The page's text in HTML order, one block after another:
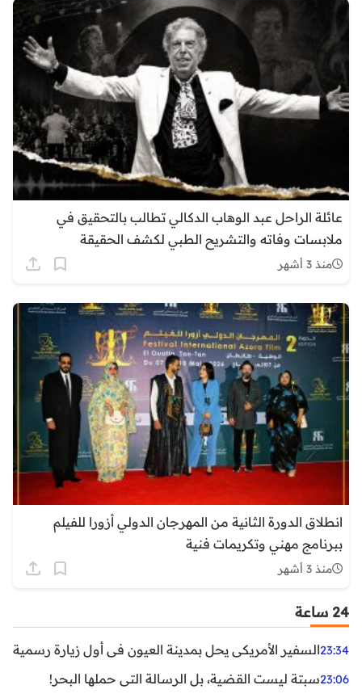
عائلة الراحل عبد الوهاب الدكالي تطالب بالتحقيق في
ملابسات وفاته والتشريح الطبي لكشف الحقيقة
منذ 3 أشهر
انطلاق الدورة الثانية من المهرجان الدولي أزورا للفيلم
ببرنامج مهني وتكريمات فنية
منذ 3 أشهر
24 ساعة
23:34السفير الأمريكي يحل بمدينة العيون في أول زيارة رسمية
23:06سبتة ليست القضية، بل الرسالة التي حملها البحر!